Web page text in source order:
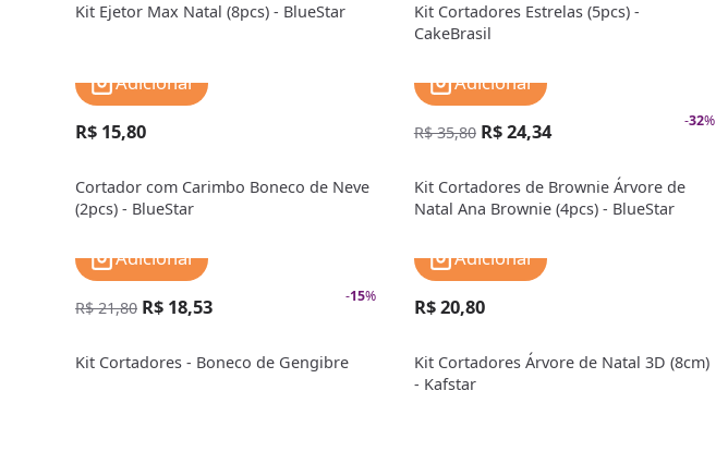
Kit Ejetor Max Natal (8pcs) - BlueStar
Kit Cortadores Estrelas (5pcs) -
CakeBrasil
R$ 15,80
Cortador com Carimbo Boneco de Neve
(2pcs) - BlueStar
Adicionar
-32%
R$ 35,80 R$ 24,34
Kit Cortadores de Brownie Árvore de
Natal Ana Brownie (4pcs) - BlueStar
Adicionar
-15%
R$ 21,80 R$ 18,53
Kit Cortadores - Boneco de Gengibre
Adicionar
R$ 20,80
Kit Cortadores Árvore de Natal 3D (8cm)
- Kafstar
Adicionar